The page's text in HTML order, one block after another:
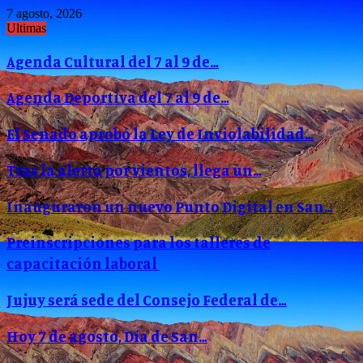
7 agosto, 2026
Ultimas
Agenda Cultural del 7 al 9 de…
Agenda Deportiva del 7 al 9 de…
El Senado aprobó la Ley de Inviolabilidad…
Tras la alerta por vientos, llega un…
Inauguraron un nuevo Punto Digital en San…
Preinscripciones para los talleres de
capacitación laboral
Jujuy será sede del Consejo Federal de…
Hoy 7 de agosto, Día de San…